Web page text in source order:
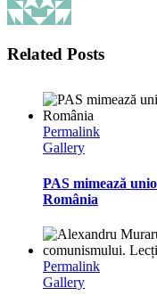
Related Posts
Permalink
Gallery
PAS mimează
România
Permalink
Gallery